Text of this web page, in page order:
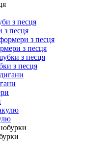
з песця
з песця
з песця